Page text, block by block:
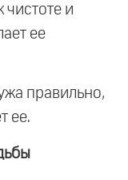
и
ее
правильно,
ее.